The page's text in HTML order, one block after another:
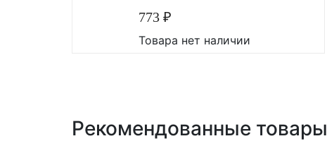
773 ₽
Товара нет наличии
Рекомендованные товары